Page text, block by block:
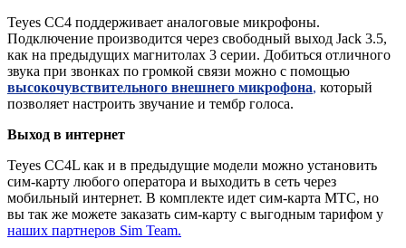
Teyes CC4 поддерживает аналоговые микрофоны.
Подключение производится через свободный выход Jack 3.5,
как на предыдущих магнитолах 3 серии. Добиться отличного
звука при звонках по громкой связи можно с помощью
высокочувствительного внешнего микрофона, который
позволяет настроить звучание и тембр голоса.
Выход в интернет
Teyes CC4L как и в предыдущие модели можно установить
сим-карту любого оператора и выходить в сеть через
мобильный интернет. В комплекте идет сим-карта МТС, но
вы так же можете заказать сим-карту с выгодным тарифом у
наших партнеров Sim Team.